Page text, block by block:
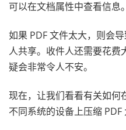
可以在文档属性中查看信息。
如果 PDF 文件太大，则会
人共享。收件人还需要花费
疑会非常令人不安。
现在，让我们看看有关如
不同系统的设备上压缩 PDF